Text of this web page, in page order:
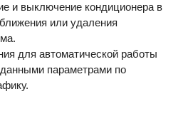
и выключение кондиционера в
или удаления
для автоматической работы
параметрами по